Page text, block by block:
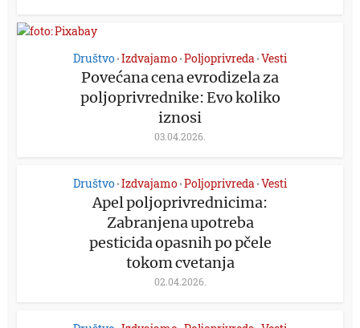
Društvo•Izdvajamo•Poljoprivreda•Vesti
Povećana cena evrodizela za
poljoprivrednike: Evo koliko
iznosi
03.04.2026.
Društvo•Izdvajamo•Poljoprivreda•Vesti
Apel poljoprivrednicima:
Zabranjena upotreba
pesticida opasnih po pčele
tokom cvetanja
02.04.2026.